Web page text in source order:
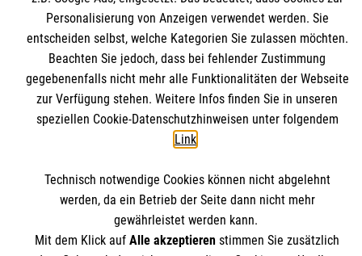
Themenübersicht Über dieses Magazin
Kontakt Impressum
Personalisierung von Anzeigen verwendet werden. Sie
entscheiden selbst, welche Kategorien Sie zulassen möchten.
Beachten Sie jedoch, dass bei fehlender Zustimmung
gegebenenfalls nicht mehr alle Funktionalitäten der Webseite
zur Verfügung stehen. Weitere Infos finden Sie in unseren
speziellen Cookie-Datenschutzhinweisen unter folgendem
Link
Technisch notwendige Cookies können nicht abgelehnt
werden, da ein Betrieb der Seite dann nicht mehr
gewährleistet werden kann.
Mit dem Klick auf Alle akzeptieren stimmen Sie zusätzlich